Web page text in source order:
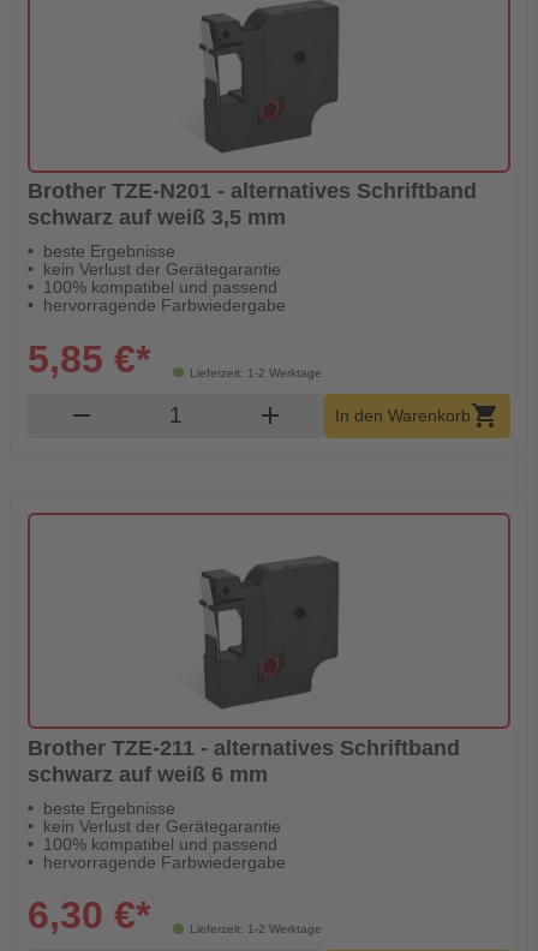
Brother TZE-N201 - alternatives Schriftband
schwarz auf weiß 3,5 mm
beste Ergebnisse
kein Verlust der Gerätegarantie
100% kompatibel und passend
hervorragende Farbwiedergabe
Lieferzeit: 1-2 Werktage
5,85 €*
remove Produkt Warenkorb Menge
add In den Warenkorbshopping_cart
Brother TZE-211 - alternatives Schriftband
schwarz auf weiß 6 mm
beste Ergebnisse
kein Verlust der Gerätegarantie
100% kompatibel und passend
hervorragende Farbwiedergabe
Lieferzeit: 1-2 Werktage
6,30 €*